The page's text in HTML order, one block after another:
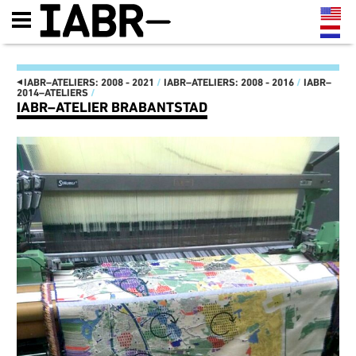
◂IABR–ATELIERS: 2008 - 2021 / IABR–ATELIERS: 2008 - 2016 / IABR–
2014–ATELIERS /
IABR–ATELIER BRABANTSTAD
IABR–EDITIES: 2003 - 2022
IT'S ABOUT TIME 2022
IT'S ABOUT TIME
MINISTERIE VAN MAAK!
MANIFESTO
OPENING IT’S ABOUT TIME:
DRIEDAAGS PROGRAMMA 22,
23 EN 24 SEPTEMBER
FUTURE GENERATION, THIS
IS 2072
TENTOONSTELLINGS-
LANDSCHAP
GESTRUCTUREERD DOOR
HERBRUIKBARE
INDUSTRIËLE MATERIALEN
IT’S ABOUT TIME: OPEN
OPROEP AAN BEDRIJVEN EN
OVERHEDEN
HET IS TIJD OM HET
MAASSILO
ATELIER PRESENTATIES
EN CONFERENTIES
NEXT MEET-UPS
NEXT WALKS
NEXT GENERATION
CATALOGUS
IABR–2016–ATELIERS
NEXT WEB MAGAZINE
CURATOR TEAM EN CREDITS
IABR–2016
MAARTEN HAJER,
HOOFDCURATOR IABR–
2016
PARTNERS
IABR–2014–URBAN BY
NATURE